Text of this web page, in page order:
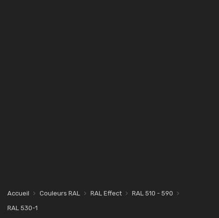
Accueil Couleurs RAL RAL Effect
RAL 510 - 590
RAL 530-1